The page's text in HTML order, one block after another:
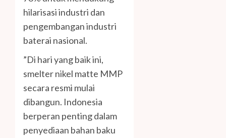
hilarisasi industri dan
pengembangan industri
baterai nasional.
”Di hari yang baik ini,
smelter nikel matte MMP
secara resmi mulai
dibangun. Indonesia
berperan penting dalam
penyediaan bahan baku